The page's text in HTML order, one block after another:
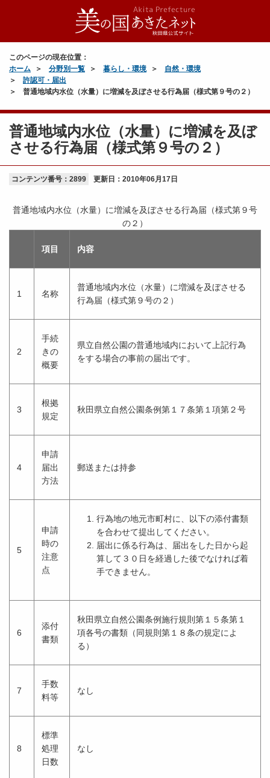
このページの現在位置：
ホーム
分野別一覧 暮らし・環境
自然・環境
許認可・届出
普通地域内水位（水量）に増減を及ぼさせる行為届（様式第９号の２）
普通地域内水位（水量）に増減を及ぼ
させる行為届（様式第９号の２）
コンテンツ番号：2899 更新日： 2010年06月17日
項目 内容
普通地域内水位（水量）に増減を及ぼさせる行為届（様式第９号
の２）
1 名称
普通地域内水位（水量）に増減を及ぼさせる
行為届（様式第９号の２）
2
手続
きの
概要
県立自然公園の普通地域内において上記行為
をする場合の事前の届出です。
3
根拠
規定
秋田県立自然公園条例第１７条第１項第２号
4
申請
届出
方法
郵送または持参
5
申請
時の
注意
点
行為地の地元市町村に、以下の添付書類
を合わせて提出してください。
届出に係る行為は、届出をした日から起
算して３０日を経過した後でなければ着
手できません。
6
添付
書類
秋田県立自然公園条例施行規則第１５条第１
項各号の書類（同規則第１８条の規定によ
る）
7
手数
料等
なし
8
標準
処理
日数
なし